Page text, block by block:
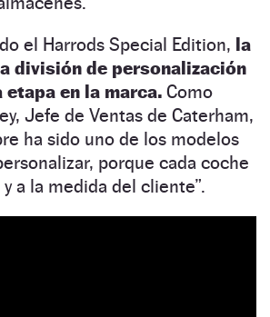
el Harrods Special Edition, la
división de personalización
etapa en la marca. Como
Jefe de Ventas de Caterham,
ha sido uno de los modelos
porque cada coche
a la medida del cliente”.